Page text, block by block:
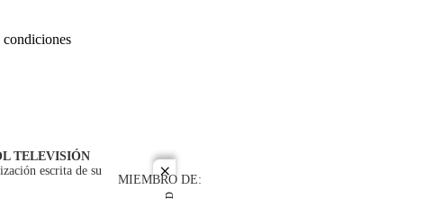
close
TELEVISIÓN
escrita de su
MIEMBRO DE: